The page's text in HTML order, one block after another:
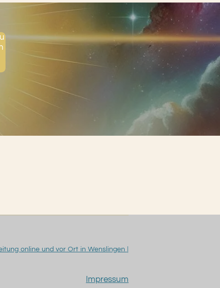
online und vor Ort in Wenslingen |
Impressum